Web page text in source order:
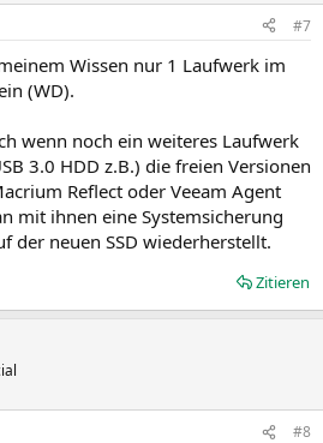
#7
Wissen nur 1 Laufwerk im
(WD).
wenn noch ein weiteres Laufwerk
3.0 HDD z.B.) die freien Versionen
Reflect oder Veeam Agent
mit ihnen eine Systemsicherung
der neuen SSD wiederherstellt.
Zitieren
#8